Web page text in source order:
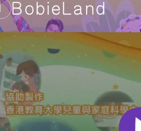
BobieLand